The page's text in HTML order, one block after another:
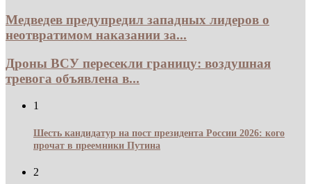
Медведев предупредил западных лидеров о
неотвратимом наказании за...
Дроны ВСУ пересекли границу: воздушная
тревога объявлена в...
1
Шесть кандидатур на пост президента России 2026: кого
прочат в преемники Путина
2